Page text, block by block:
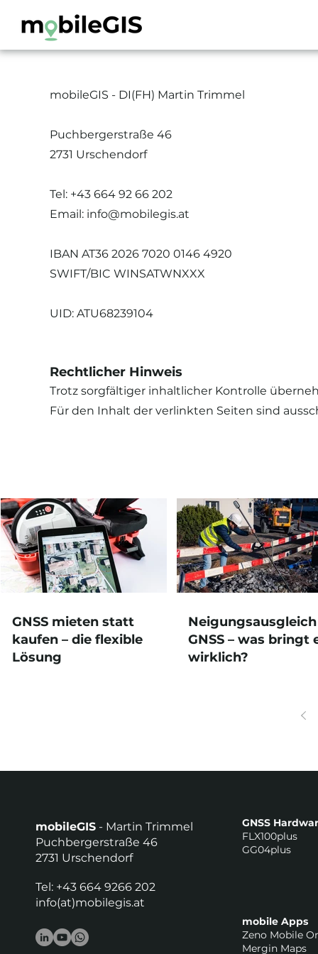
mobileGIS - DI(FH) Martin Trimmel
Puchbergerstraße 46
2731 Urschendorf
Tel: +43 664 92 66 202
Email: info@mobilegis.at
IBAN AT36 2026 7020 0146 4920
SWIFT/BIC WINSATWNXXX
UID: ATU68239104
Rechtlicher Hinweis
Trotz sorgfältiger inhaltlicher Kontrolle
Für den Inhalt der verlinkten Seiten sind
GNSS mieten statt
kaufen – die flexible
Lösung
GNSS – was bringt
wirklich?
mobileGIS - Martin Trimmel
Puchbergerstraße 46
2731 Urschendorf
Tel: +43 664 9266 202
info(at)mobilegis.at
GNSS
FLX100plus
GG04plus
mobile Apps
Zeno Mobile
Mergin Maps